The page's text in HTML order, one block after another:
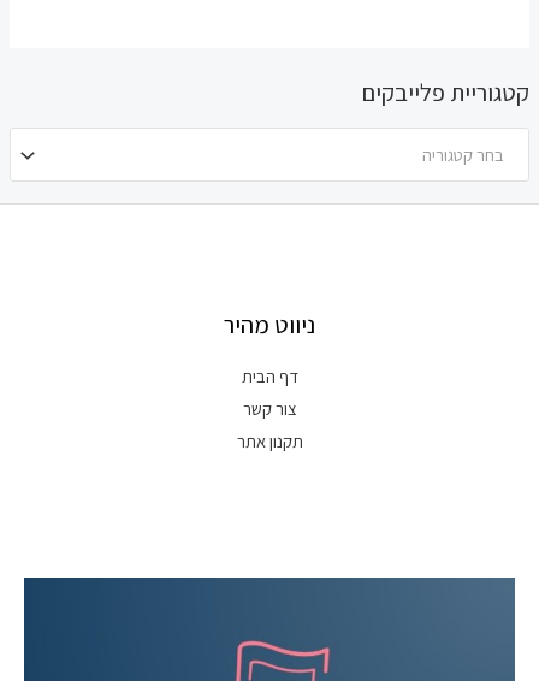
קטגוריית פלייבקים
בחר קטגוריה
ניווט מהיר
דף הבית
צור קשר
תקנון אתר